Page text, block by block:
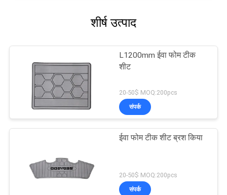
शीर्ष उत्पाद
L1200mm ईवा फोम टीक
शीट
20-50$ MOQ:200pcs
संपर्क
ईवा फोम टीक शीट ब्रश किया
20-50$ MOQ:200pcs
संपर्क